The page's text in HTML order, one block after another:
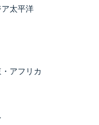
ア太平洋
アフリカ